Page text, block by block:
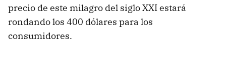
precio de este milagro del siglo XXI estará
rondando los 400 dólares para los
consumidores.